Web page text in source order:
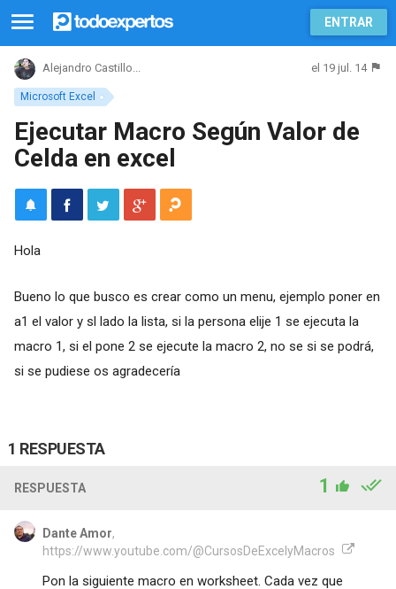
ENTRAR
Microsoft Excel
Alejandro Castillo... el 19 jul. 14
Ejecutar Macro Según Valor de
Celda en excel
Hola
Bueno lo que busco es crear como un menu, ejemplo poner en
a1 el valor y sl lado la lista, si la persona elije 1 se ejecuta la
macro 1, si el pone 2 se ejecute la macro 2, no se si se podrá,
si se pudiese os agradecería
1 RESPUESTA
RESPUESTA 1
Dante Amor,
https://www.youtube.com/@CursosDeExcelyMacros
Pon la siguiente macro en worksheet. Cada vez que